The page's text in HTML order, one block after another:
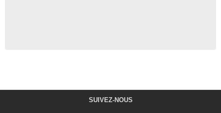
SUIVEZ-NOUS